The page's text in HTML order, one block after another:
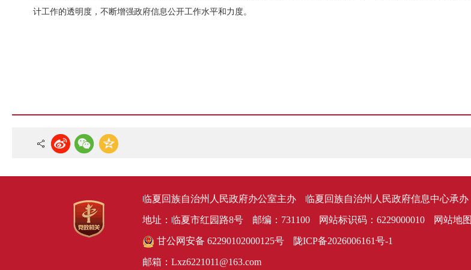
计工作的透明度，不断增强政府信息公开工作水平和力度。
临夏回族自治州人民政府办公室主办 临夏回族自治州人民政府信息中心承办
地址：临夏市红园路8号 邮编：731100 网站标识码：6229000010 网站地图
甘公网安备 62290102000125号 陇ICP备2026006161号-1
邮箱：Lxz6221011@163.com